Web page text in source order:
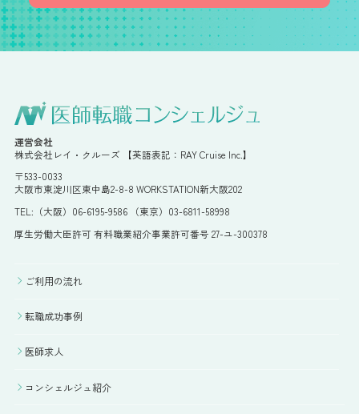
運営会社
株式会社レイ・クルーズ 【英語表記：RAY Cruise Inc.】
〒533-0033
大阪市東淀川区東中島2-8-8 WORKSTATION新大阪202
TEL:（大阪）06-6195-9586 （東京）03-6811-58998
厚生労働大臣許可 有料職業紹介事業許可番号 27-ユ-300378
ご利用の流れ
転職成功事例
医師求人
コンシェルジュ紹介